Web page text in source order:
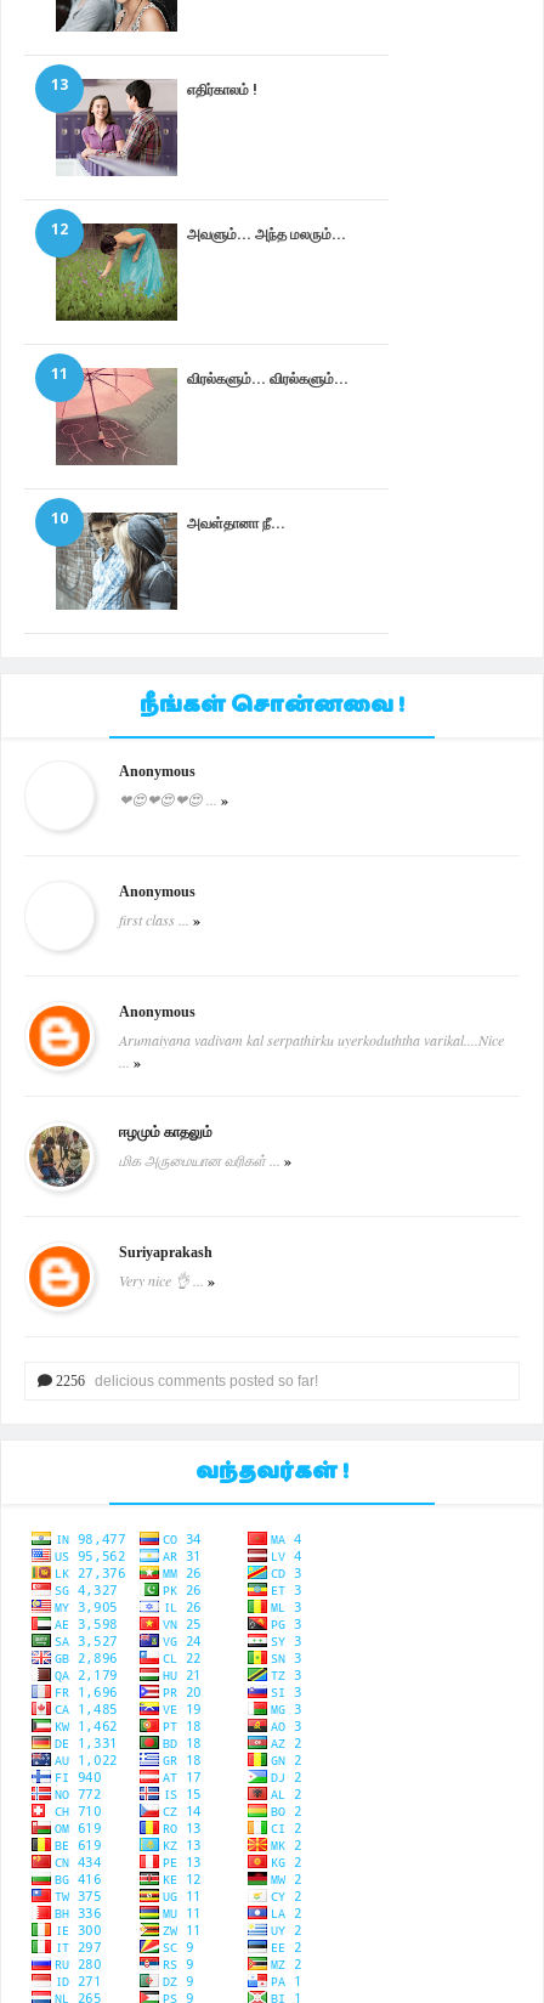
எதிர்காலம் !
13
அவளும்... அந்த மலரும்...
12
விரல்களும்... விரல்களும்...
11
அவள்தானா நீ...
10
நீங்கள் சொன்னவை !
Anonymous
❤😍❤😍❤😍 ... »
Anonymous
first class ... »
Anonymous
Arumaiyana vadivam kal serpathirku uyerkoduththa varikal....Nice
»
ஈழமும் காதலும்
மிக அருமையான வரிகள் ... »
Suriyaprakash
Very nice 👌 ... »
2256 delicious comments posted so far!
வந்தவர்கள் !